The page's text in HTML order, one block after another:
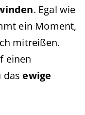
. Egal wie
ein Moment,
mitreißen.
einen
das ewige